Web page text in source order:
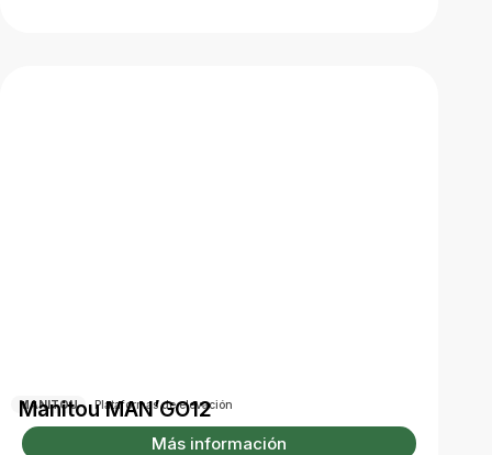
MANITOU Plataformas de elevación
Manitou MAN’GO12
Más información